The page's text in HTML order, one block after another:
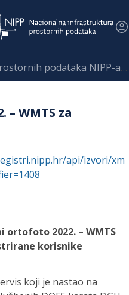
podataka NIPP-a
WMTS za
api/izvori/xm
ortofoto 2022. – WMTS
korisnike
koji je nastao na